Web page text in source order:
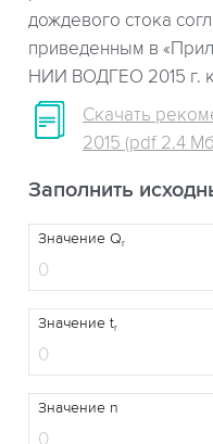
дождевого стока
приведенным в
НИИ ВОДГЕО 2015 г.
Скачать
2015 (pdf 2.4
Заполнить
Значение Qr
Значение tr
Значение n